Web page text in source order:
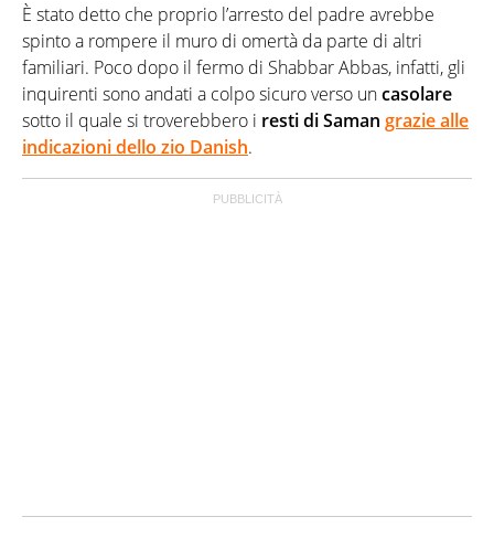
È stato detto che proprio l’arresto del padre avrebbe
spinto a rompere il muro di omertà da parte di altri
familiari. Poco dopo il fermo di Shabbar Abbas, infatti, gli
inquirenti sono andati a colpo sicuro verso uncasolare
sotto il quale si troverebbero i resti di Saman grazie alle
indicazioni dello zio Danish.